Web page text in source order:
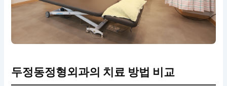
두정동정형외과의 치료 방법 비교